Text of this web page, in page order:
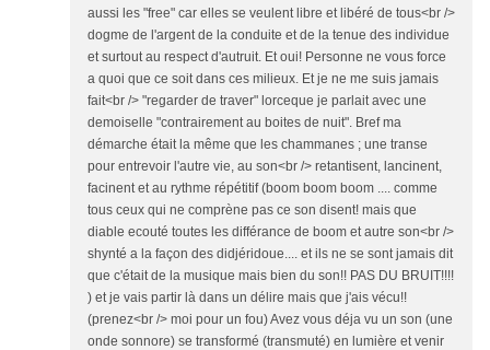
aussi les "free" car elles se veulent libre et libéré de tous<br />
dogme de l'argent de la conduite et de la tenue des individue
et surtout au respect d'autruit. Et oui! Personne ne vous force
a quoi que ce soit dans ces milieux. Et je ne me suis jamais
fait<br /> "regarder de traver" lorceque je parlait avec une
demoiselle "contrairement au boites de nuit". Bref ma
démarche était la même que les chammanes ; une transe
pour entrevoir l'autre vie, au son<br /> retantisent, lancinent,
facinent et au rythme répétitif (boom boom boom .... comme
tous ceux qui ne comprène pas ce son disent! mais que
diable ecouté toutes les différance de boom et autre son<br />
shynté a la façon des didjéridoue.... et ils ne se sont jamais dit
que c'était de la musique mais bien du son!! PAS DU BRUIT!!!!
) et je vais partir là dans un délire mais que j'ais vécu!!
(prenez<br /> moi pour un fou) Avez vous déja vu un son (une
onde sonnore) se transformé (transmuté) en lumière et venir